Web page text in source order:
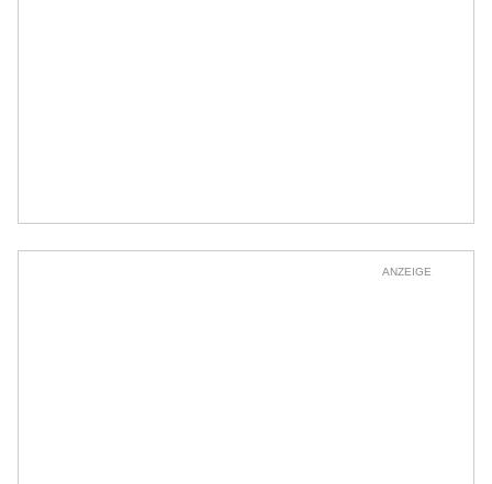
ANZEIGE